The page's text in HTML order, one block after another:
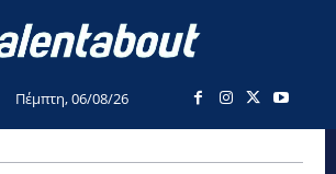
Πέμπτη, 06/08/26